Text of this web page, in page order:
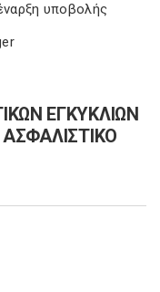
υποβολής
ΕΓΚΥΚΛΙΩΝ